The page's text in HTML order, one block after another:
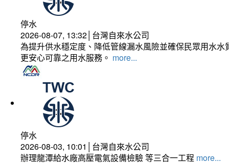
停水
2026-08-07, 13:32│台灣自來水公司
為提升供水穩定度、降低管線漏水風險並確保民眾用水
更安心可靠之用水服務。 more...
停水
2026-08-03, 10:01│台灣自來水公司
辦理龍潭給水廠高壓電氣設備檢驗 等三合一工程 more...